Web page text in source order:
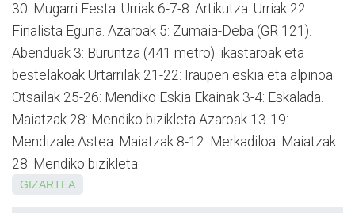
30: Mugarri Festa. Urriak 6-7-8: Artikutza. Urriak 22:
Finalista Eguna. Azaroak 5: Zumaia-Deba (GR 121).
Abenduak 3: Buruntza (441 metro). ikastaroak eta
bestelakoak Urtarrilak 21-22: Iraupen eskia eta alpinoa.
Otsailak 25-26: Mendiko Eskia Ekainak 3-4: Eskalada.
Maiatzak 28: Mendiko bizikleta Azaroak 13-19:
Mendizale Astea. Maiatzak 8-12: Merkadiloa. Maiatzak
28: Mendiko bizikleta.
GIZARTEA